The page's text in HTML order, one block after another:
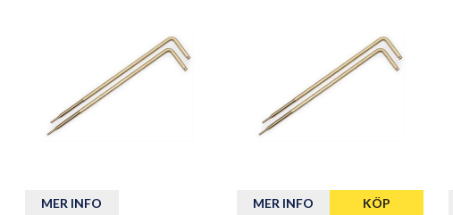
MER INFO MER INFO KÖP